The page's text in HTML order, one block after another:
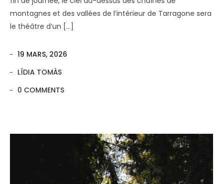
montagnes et des vallées de l’intérieur de Tarragone sera
le théâtre d’un […]
19 MARS, 2026
LÍDIA TOMÀS
0 COMMENTS